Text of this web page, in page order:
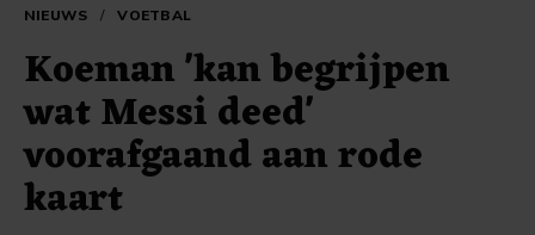
NIEUWS / VOETBAL
Koeman 'kan begrijpen
wat Messi deed'
voorafgaand aan rode
kaart